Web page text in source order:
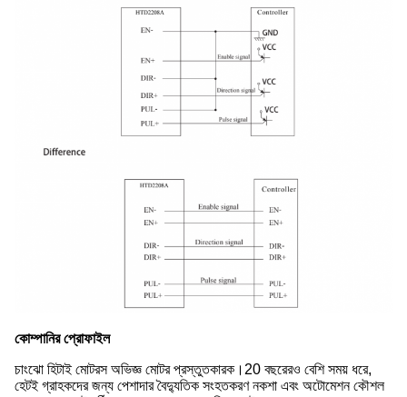
কোম্পানির প্রোফাইল
চাংঝো হিটাই মোটরস অভিজ্ঞ মোটর প্রস্তুতকারক।20 বছরেরও বেশি সময় ধরে,
হেটই গ্রাহকদের জন্য পেশাদার বৈদ্যুতিক সংহতকরণ নকশা এবং অটোমেশন কৌশল